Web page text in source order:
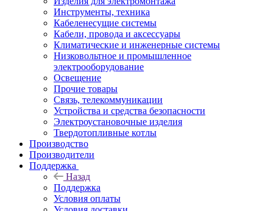
Инструменты, техника
Кабеленесущие системы
Кабели, провода и аксессуары
Климатические и инженерные системы
Низковольтное и промышленное
электрооборудование
Освещение
Прочие товары
Связь, телекоммуникации
Устройства и средства безопасности
Электроустановочные изделия
Твердотопливные котлы
Производство
Производители
Поддержка
Назад
Поддержка
Условия оплаты